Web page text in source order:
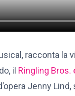
racconta la
il Ringling Bros.
Jenny